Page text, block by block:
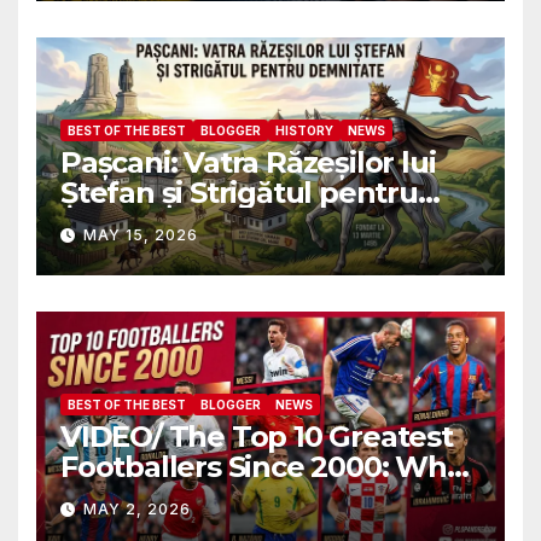
присутствии всех послов и
военных атташе НАТО?
BEST OF THE BEST BLOGGER HISTORY NEWS
Pașcani: Vatra Răzeșilor lui
Ștefan și Strigătul pentru
Demnitate în Fața
Amalgamării
MAY 15, 2026
BEST OF THE BEST BLOGGER NEWS
VIDEO/ The Top 10 Greatest
Footballers Since 2000: Who
Is Number One
MAY 2, 2026